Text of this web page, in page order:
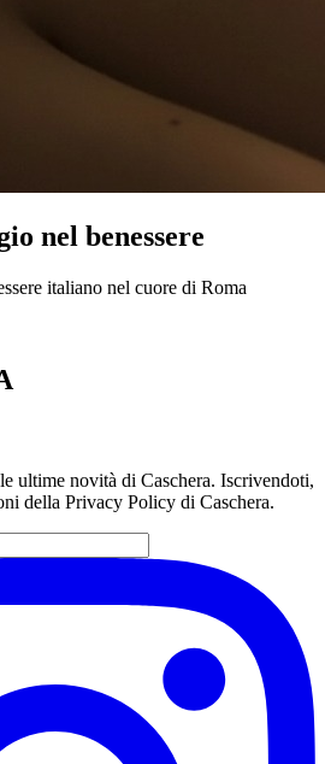
nel benessere
italiano nel cuore di Roma
ultime novità di Caschera. Iscrivendoti,
della Privacy Policy di Caschera.